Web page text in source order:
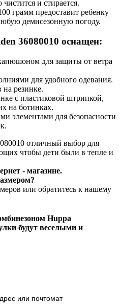
чистится и стирается.
грамм предоставит ребенку
демисезонную погоду.
36080010 оснащен:
для защиты от ветра
для удобного одевания.
резинке.
с пластиковой штрипкой,
на ботинках.
элементами для безопасности
отличный выбор для
чтобы дети были в тепле и
- магазине.
или обратитесь к нашему
Huppa
будут веселыми и
или почтомат